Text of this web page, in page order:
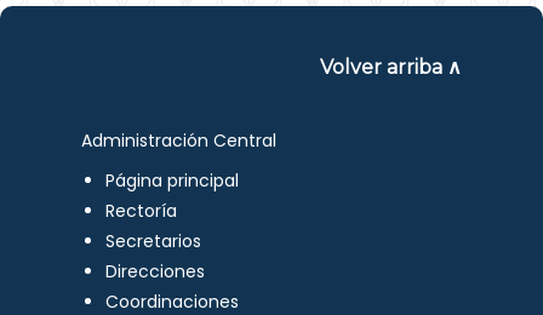
Volver arriba ∧
Administración Central
Página principal
Rectoría
Secretarios
Direcciones
Coordinaciones